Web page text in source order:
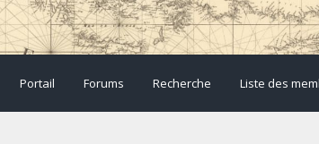
Portail Forums Recherche Liste des